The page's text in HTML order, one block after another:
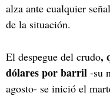
alza ante cualquier
de la situación.
El despegue del crudo,
dólares por barril -su
agosto- se inició el